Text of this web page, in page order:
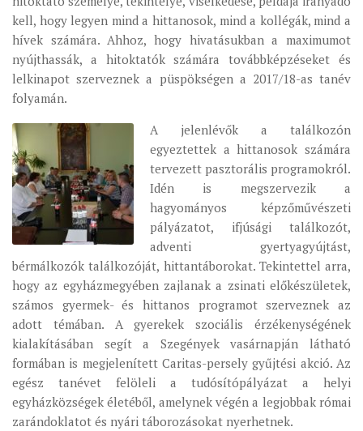
ZSINATI TAGOK
MUNKADOKUMENTUMOK
ZSINATI HÍREK-ÚJSÁG
PASZTORÁLSZOCIOLÓGIAI FELMÉRÉS
„GYERMEKVÉDELMI” KIHÍVÁSOK KÁNONJOGI
MEGKÖZELÍTÉSBEN
kell, hogy legyen mind a hittanosok, mind a kollégák, mind a
hívek számára. Ahhoz, hogy hivatásukban a maximumot
nyújthassák, a hitoktatók számára továbbképzéseket és
lelkinapot szerveznek a püspökségen a 2017/18-as tanév
folyamán.
A jelenlévők a találkozón
egyeztettek a hittanosok számára
tervezett pasztorális programokról.
Idén is megszervezik a
hagyományos képzőművészeti
pályázatot, ifjúsági találkozót,
adventi gyertyagyújtást,
bérmálkozók találkozóját, hittantáborokat. Tekintettel arra,
hogy az egyházmegyében zajlanak a zsinati előkészületek,
számos gyermek- és hittanos programot szerveznek az
adott témában. A gyerekek szociális érzékenységének
kialakításában segít a Szegények vasárnapján látható
formában is megjelenített Caritas-persely gyűjtési akció. Az
egész tanévet felöleli a tudósítópályázat a helyi
egyházközségek életéből, amelynek végén a legjobbak római
zarándoklatot és nyári táborozásokat nyerhetnek.